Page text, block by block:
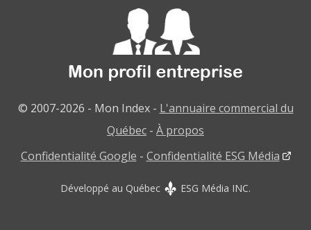
© 2007-2026 - Mon Index - L'annuaire commercial du
Québec - À propos
Confidentialité Google - Confidentialité ESG Média
Développé au Québec ESG Média INC.